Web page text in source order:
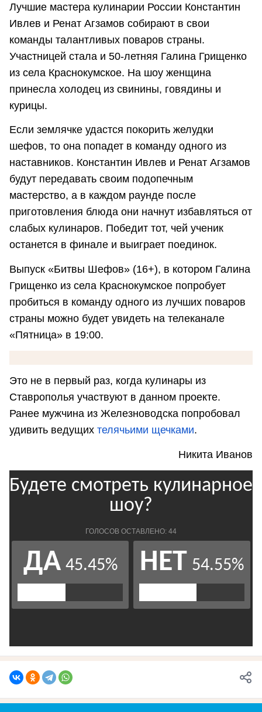
Лучшие мастера кулинарии России Константин
Ивлев и Ренат Агзамов собирают в свои
команды талантливых поваров страны.
Участницей стала и 50-летняя Галина Грищенко
из села Краснокумское. На шоу женщина
принесла холодец из свинины, говядины и
курицы.
Если землячке удастся покорить желудки
шефов, то она попадет в команду одного из
наставников. Константин Ивлев и Ренат Агзамов
будут передавать своим подопечным
мастерство, а в каждом раунде после
приготовления блюда они начнут избавляться от
слабых кулинаров. Победит тот, чей ученик
останется в финале и выиграет поединок.
Выпуск «Битвы Шефов» (16+), в котором Галина
Грищенко из села Краснокумское попробует
пробиться в команду одного из лучших поваров
страны можно будет увидеть на телеканале
«Пятница» в 19:00.
Это не в первый раз, когда кулинары из
Ставрополья участвуют в данном проекте.
Ранее мужчина из Железноводска попробовал
удивить ведущих телячьими щечками.
Никита Иванов